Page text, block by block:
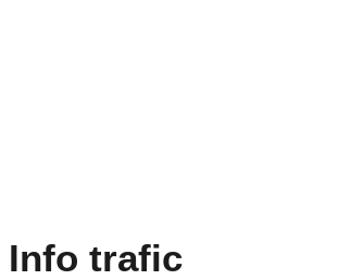
Info trafic